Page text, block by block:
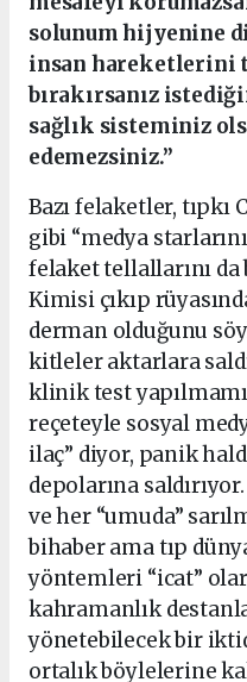
solunum hijyenine
insan hareketlerini
bırakırsanız
sağlık sisteminiz
edemezsiniz.”
Bazı felaketler, tıpkı
gibi “medya
felaket tellallarını
Kimisi çıkıp
derman olduğunu
kitleler aktarlara
klinik test
reçeteyle sosyal
ilaç” diyor, panik
depolarına
ve her “umuda”
bihaber ama tıp
yöntemleri “icat”
kahramanlık
yönetebilecek bir
ortalık böylelerine